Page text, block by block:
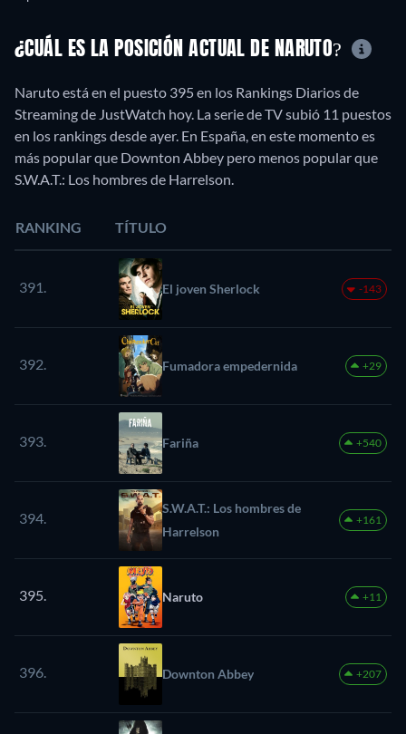
¿CUÁL ES LA POSICIÓN ACTUAL DE NARUTO?
Naruto está en el puesto 395 en los Rankings Diarios de
Streaming de JustWatch hoy. La serie de TV subió 11 puestos
en los rankings desde ayer. En España, en este momento es
más popular que Downton Abbey pero menos popular que
S.W.A.T.: Los hombres de Harrelson.
RANKING TÍTULO
391. El joven Sherlock -143
392. Fumadora empedernida +29
393. Fariña +540
394.
S.W.A.T.: Los hombres de
Harrelson
+161
395. Naruto +11
396. Downton Abbey +207